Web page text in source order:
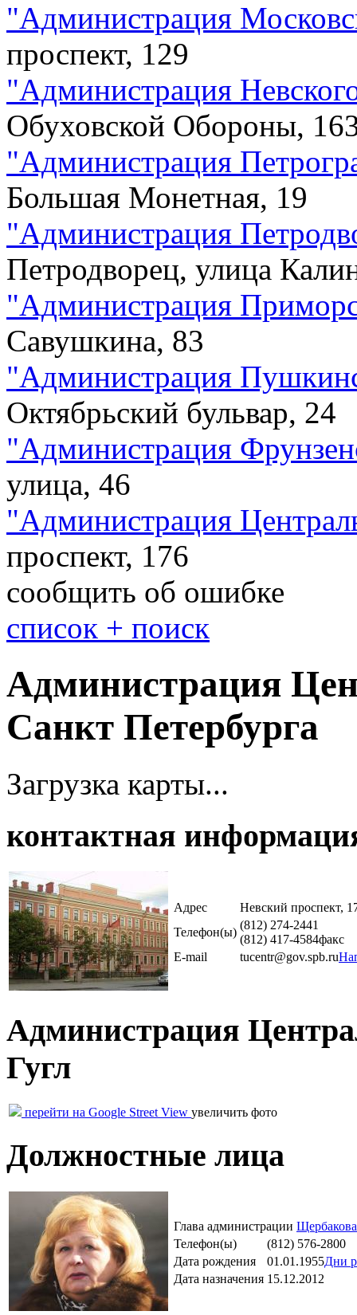
"Администрация
проспект, 129
"Администрация
Обуховской Обороны,
"Администрация
Большая Монетная, 19
"Администрация
Петродворец, улица
"Администрация
Савушкина, 83
"Администрация
Октябрьский бульвар, 24
"Администрация
улица, 46
"Администрация
проспект, 176
сообщить об ошибке
cписок + поиск
Администрация
Санкт Петербурга
Загрузка карты...
контактная
Адрес
Невский проспект,
Телефон(ы)
(812) 274-2441
(812) 417-4584факс
E-mail
tucentr@gov.spb.ru
Администрация
Гугл
перейти на Google Street View увеличить фото
Должностные лица
Глава администрации
Телефон(ы)
(812) 576-2800
Дата рождения
01.01.1955Дни
Дата назначения 15.12.2012